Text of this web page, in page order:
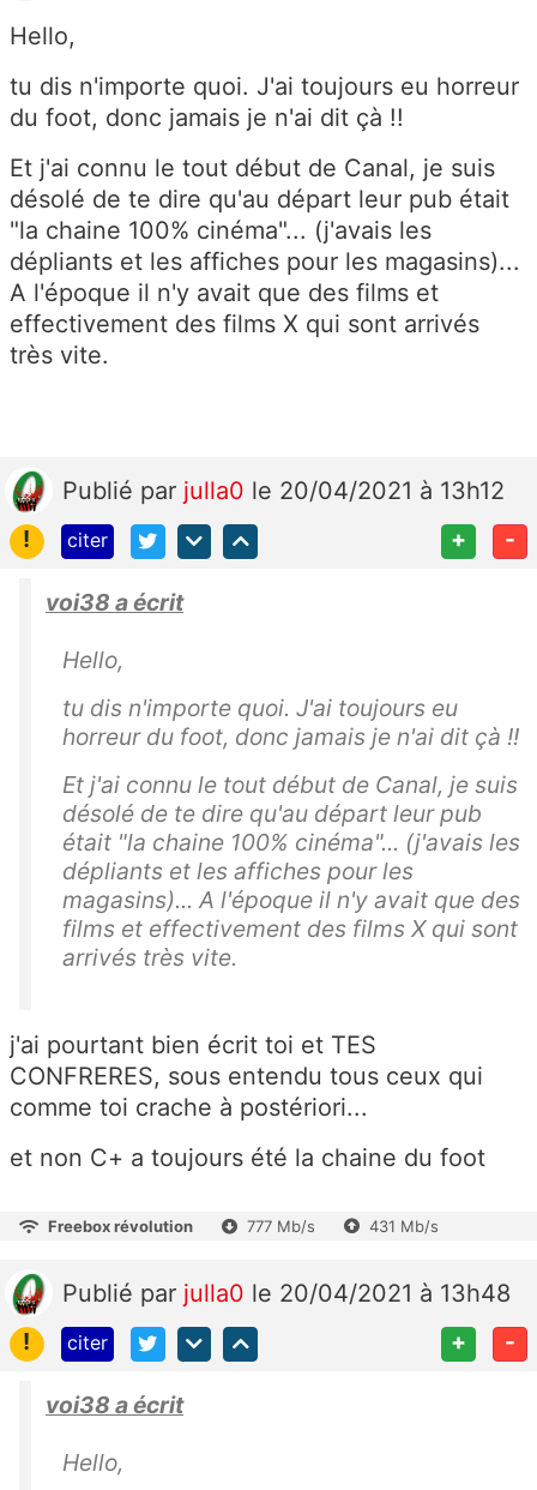
Hello,
tu dis n'importe quoi. J'ai toujours eu horreur
du foot, donc jamais je n'ai dit çà !!
Et j'ai connu le tout début de Canal, je suis
désolé de te dire qu'au départ leur pub était
"la chaine 100% cinéma"... (j'avais les
dépliants et les affiches pour les magasins)...
A l'époque il n'y avait que des films et
effectivement des films X qui sont arrivés
très vite.
Publié par julla0 le 20/04/2021 à 13h12
!
citer + -
voi38 a écrit
Hello,
tu dis n'importe quoi. J'ai toujours eu
horreur du foot, donc jamais je n'ai dit çà !!
Et j'ai connu le tout début de Canal, je suis
désolé de te dire qu'au départ leur pub
était "la chaine 100% cinéma"... (j'avais les
dépliants et les affiches pour les
magasins)... A l'époque il n'y avait que des
films et effectivement des films X qui sont
arrivés très vite.
j'ai pourtant bien écrit toi et TES
CONFRERES, sous entendu tous ceux qui
comme toi crache à postériori...
et non C+ a toujours été la chaine du foot
Freebox révolution 777 Mb/s 431 Mb/s
Publié par julla0 le 20/04/2021 à 13h48
!
citer + -
voi38 a écrit
Hello,